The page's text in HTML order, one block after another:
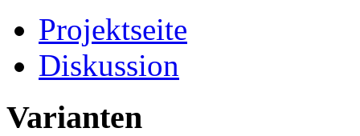
Projektseite
Diskussion
Varianten